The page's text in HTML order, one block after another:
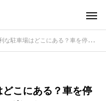
はどこにある？車を停めて歴史的な街道を歩いて楽しむ
こにある？車を停